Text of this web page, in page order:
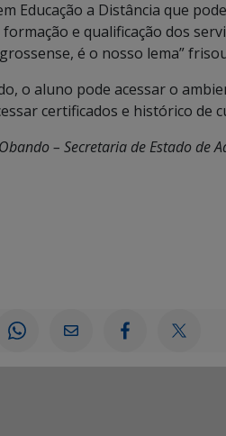
Educação a Distância que
e qualificação dos
é o nosso lema”
o aluno pode acessar o
certificados e histórico de
– Secretaria de Estado de